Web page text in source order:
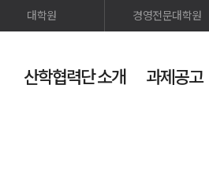
산학협력단 소개 과제공고
대학원 경영전문대학원